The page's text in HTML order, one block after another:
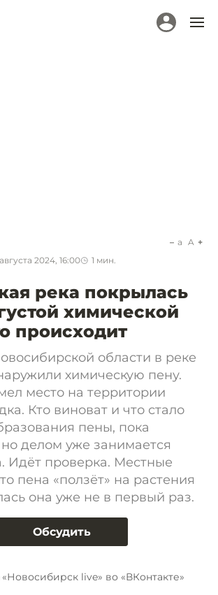
2024, 16:00 1 мин.
a A
река покрылась
химической
происходит
области в реке
химическую пену.
место на территории
Кто виноват и что стало
пены, пока
делом уже занимается
Идёт проверка. Местные
пена «ползёт» на растения
она уже не в первый раз.
Обсудить
live» во «ВКонтакте»